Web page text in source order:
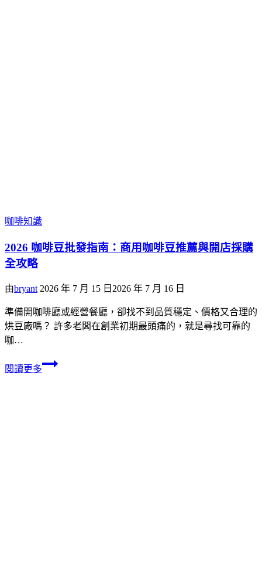
咖啡知識
2026 咖啡豆批發指南：商用咖啡豆推薦與開店採購
全攻略
由bryant 2026 年 7 月 15 日 2026 年 7 月 16 日
準備開咖啡廳或經營餐廳，卻找不到品質穩定、價格又合理的
烘豆廠嗎？ 許多老闆在創業初期最頭痛的，就是尋找可靠的
咖…
閱讀更多